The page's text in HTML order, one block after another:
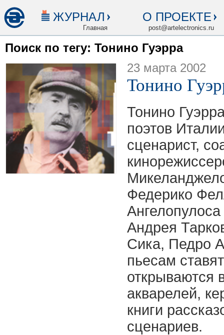
ЖУРНАЛ
Главная
О ПРОЕКТЕ
post@artelectronics.ru
Поиск по тегу: Тонино Гуэрра
23 марта 2002
Тонино
Тонино
поэтов
сценарист,
Федерико
Андрея
Сика, Педро
пьесам
открываются
акварелей,
книги
сценариев.